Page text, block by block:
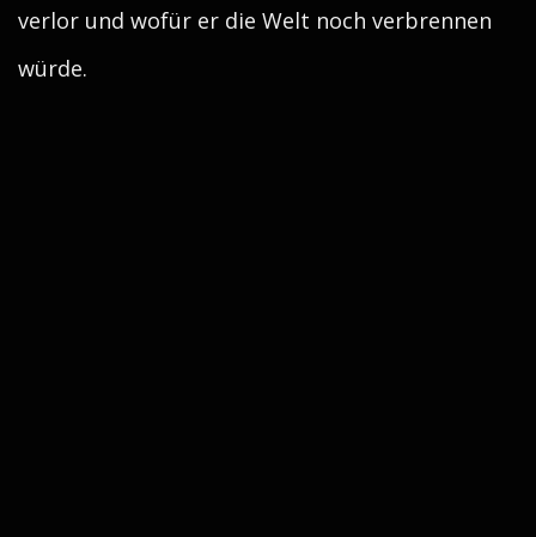
verlor und wofür er die Welt noch verbrennen
würde.